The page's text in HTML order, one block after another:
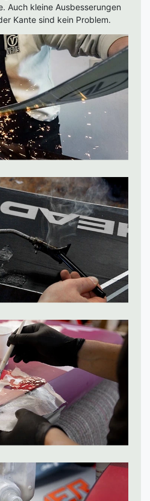
Auch kleine Ausbesserungen
Kante sind kein Problem.